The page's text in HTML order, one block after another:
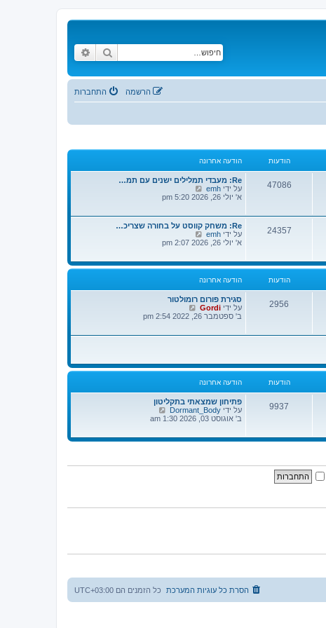
חיפוש
התחברות הרשמה
הודעות הודעה אחרונה
47086
Re: מעבדי תמלילים ישנים עם תמ…
על ידי emh
פ
ו
ד
ע
ה
א
ר
ו
נ
ה
א' יולי 26, 2026 5:20 pm
24357
Re: משחק קווסט על בחורה שצריכ…
על ידי emh
פ
ה
ע
ה
ה
א
ר
א' יולי 26, 2026 2:07 pm
הודעות הודעה אחרונה
2956
סגירת פורום רומולטור
על ידי Gordi
פ
ע
ה
א
ח
ר
ו
ב' ספטמבר 26, 2022 2:54 pm
הודעות הודעה אחרונה
9937
פתיחון שמצאתי בתקליטון
על ידי Dormant_Body
פ
ה
ע
ר
ב' אוגוסט 03, 2026 1:30 am
כל הזמנים הם UTC+03:00 הסרת כל עוגיות המערכת